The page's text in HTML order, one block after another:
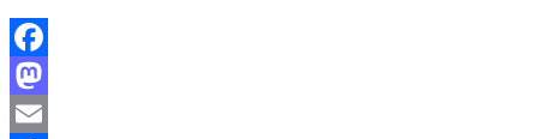
Facebook
Mastodon